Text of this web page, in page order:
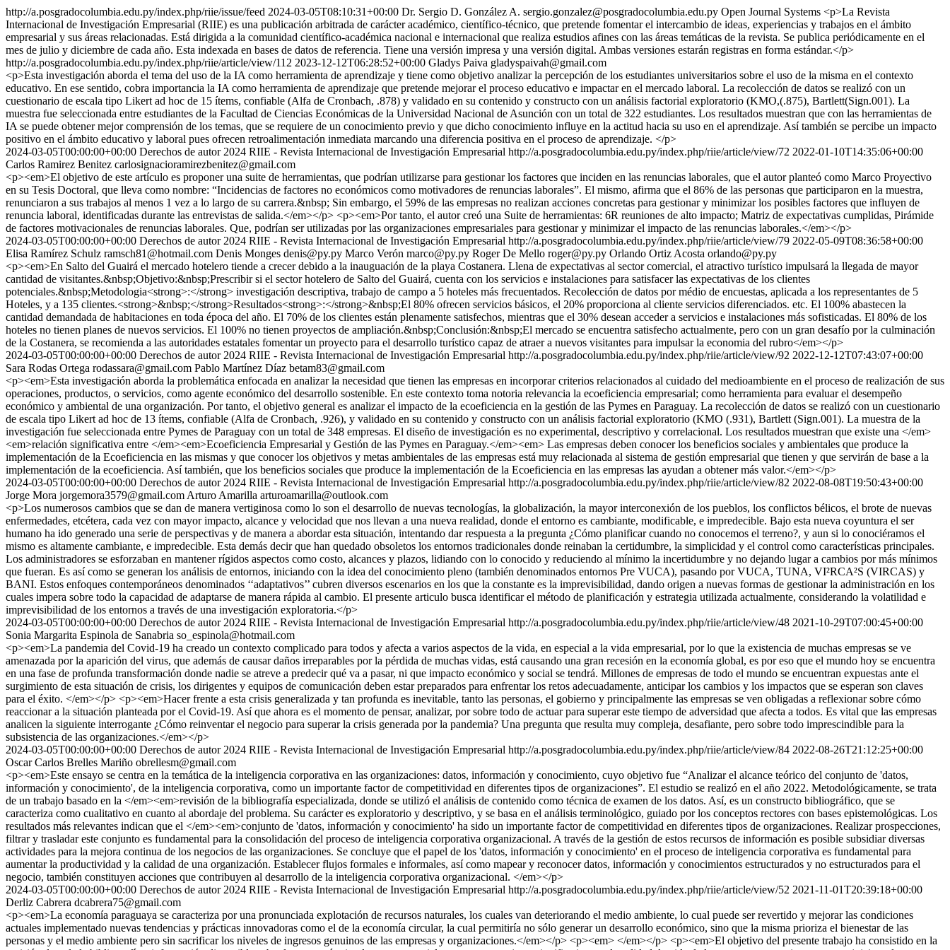
http://a.posgradocolumbia.edu.py/index.php/riie/issue/feed 2024-03-05T08:10:31+00:00 Dr. Sergio D. González A. sergio.gonzalez@posgradocolumbia.edu.py Open Journal Systems <p>La Revista
Internacional de Investigación Empresarial (RIIE) es una publicación arbitrada de carácter académico, científico-técnico, que pretende fomentar el intercambio de ideas, experiencias y trabajos en el ámbito
empresarial y sus áreas relacionadas. Está dirigida a la comunidad científico-académica nacional e internacional que realiza estudios afines con las áreas temáticas de la revista. Se publica periódicamente en el
mes de julio y diciembre de cada año. Esta indexada en bases de datos de referencia. Tiene una versión impresa y una versión digital. Ambas versiones estarán registras en forma estándar.</p>
http://a.posgradocolumbia.edu.py/index.php/riie/article/view/112 2023-12-12T06:28:52+00:00 Gladys Paiva gladyspaivah@gmail.com
<p>Esta investigación aborda el tema del uso de la IA como herramienta de aprendizaje y tiene como objetivo analizar la percepción de los estudiantes universitarios sobre el uso de la misma en el contexto
educativo. En ese sentido, cobra importancia la IA como herramienta de aprendizaje que pretende mejorar el proceso educativo e impactar en el mercado laboral. La recolección de datos se realizó con un
cuestionario de escala tipo Likert ad hoc de 15 ítems, confiable (Alfa de Cronbach, .878) y validado en su contenido y constructo con un análisis factorial exploratorio (KMO,(.875), Bartlett(Sign.001). La
muestra fue seleccionada entre estudiantes de la Facultad de Ciencias Económicas de la Universidad Nacional de Asunción con un total de 322 estudiantes. Los resultados muestran que con las herramientas de
IA se puede obtener mejor comprensión de los temas, que se requiere de un conocimiento previo y que dicho conocimiento influye en la actitud hacia su uso en el aprendizaje. Así también se percibe un impacto
positivo en el ámbito educativo y laboral pues ofrecen retroalimentación inmediata marcando una diferencia positiva en el proceso de aprendizaje. </p>
2024-03-05T00:00:00+00:00 Derechos de autor 2024 RIIE - Revista Internacional de Investigación Empresarial http://a.posgradocolumbia.edu.py/index.php/riie/article/view/72 2022-01-10T14:35:06+00:00
Carlos Ramirez Benitez carlosignacioramirezbenitez@gmail.com
<p><em>El objetivo de este artículo es proponer una suite de herramientas, que podrían utilizarse para gestionar los factores que inciden en las renuncias laborales, que el autor planteó como Marco Proyectivo
en su Tesis Doctoral, que lleva como nombre: “Incidencias de factores no económicos como motivadores de renuncias laborales”. El mismo, afirma que el 86% de las personas que participaron en la muestra,
renunciaron a sus trabajos al menos 1 vez a lo largo de su carrera.&nbsp; Sin embargo, el 59% de las empresas no realizan acciones concretas para gestionar y minimizar los posibles factores que influyen de
renuncia laboral, identificadas durante las entrevistas de salida.</em></p> <p><em>Por tanto, el autor creó una Suite de herramientas: 6R reuniones de alto impacto; Matriz de expectativas cumplidas, Pirámide
de factores motivacionales de renuncias laborales. Que, podrían ser utilizadas por las organizaciones empresariales para gestionar y minimizar el impacto de las renuncias laborales.</em></p>
2024-03-05T00:00:00+00:00 Derechos de autor 2024 RIIE - Revista Internacional de Investigación Empresarial http://a.posgradocolumbia.edu.py/index.php/riie/article/view/79 2022-05-09T08:36:58+00:00
Elisa Ramírez Schulz ramsch81@hotmail.com Denis Monges denis@py.py Marco Verón marco@py.py Roger De Mello roger@py.py Orlando Ortiz Acosta orlando@py.py
<p><em>En Salto del Guairá el mercado hotelero tiende a crecer debido a la inauguación de la playa Costanera. Llena de expectativas al sector comercial, el atractivo turístico impulsará la llegada de mayor
cantidad de visitantes.&nbsp;Objetivo:&nbsp;Prescribir si el sector hotelero de Salto del Guairá, cuenta con los servicios e instalaciones para satisfacer las expectativas de los clientes
potenciales.&nbsp;Metodologia<strong>:</strong> investigación descriptiva, trabajo de campo a 5 hoteles más frecuentados. Recolección de datos por médio de encuestas, aplicada a los representantes de 5
Hoteles, y a 135 clientes.<strong>&nbsp;</strong>Resultados<strong>:</strong>&nbsp;El 80% ofrecen servicios básicos, el 20% proporciona al cliente servicios diferenciados. etc. El 100% abastecen la
cantidad demandada de habitaciones en toda época del año. El 70% de los clientes están plenamente satisfechos, mientras que el 30% desean acceder a servicios e instalaciones más sofisticadas. El 80% de los
hoteles no tienen planes de nuevos servicios. El 100% no tienen proyectos de ampliación.&nbsp;Conclusión:&nbsp;El mercado se encuentra satisfecho actualmente, pero con un gran desafío por la culminación
de la Costanera, se recomienda a las autoridades estatales fomentar un proyecto para el desarrollo turístico capaz de atraer a nuevos visitantes para impulsar la economia del rubro</em></p>
2024-03-05T00:00:00+00:00 Derechos de autor 2024 RIIE - Revista Internacional de Investigación Empresarial http://a.posgradocolumbia.edu.py/index.php/riie/article/view/92 2022-12-12T07:43:07+00:00
Sara Rodas Ortega rodassara@gmail.com Pablo Martínez Díaz betam83@gmail.com
<p><em>Esta investigación aborda la problemática enfocada en analizar la necesidad que tienen las empresas en incorporar criterios relacionados al cuidado del medioambiente en el proceso de realización de sus
operaciones, productos, o servicios, como agente económico del desarrollo sostenible. En este contexto toma notoria relevancia la ecoeficiencia empresarial; como herramienta para evaluar el desempeño
económico y ambiental de una organización. Por tanto, el objetivo general es analizar el impacto de la ecoeficiencia en la gestión de las Pymes en Paraguay. La recolección de datos se realizó con un cuestionario
de escala tipo Likert ad hoc de 13 ítems, confiable (Alfa de Cronbach, .926), y validado en su contenido y constructo con un análisis factorial exploratorio (KMO (.931), Bartlett (Sign.001). La muestra de la
investigación fue seleccionada entre Pymes de Paraguay con un total de 348 empresas. El diseño de investigación es no experimental, descriptivo y correlacional. Los resultados muestran que existe una </em>
<em>relación significativa entre </em><em>Ecoeficiencia Empresarial y Gestión de las Pymes en Paraguay.</em><em> Las empresas deben conocer los beneficios sociales y ambientales que produce la
implementación de la Ecoeficiencia en las mismas y que conocer los objetivos y metas ambientales de las empresas está muy relacionada al sistema de gestión empresarial que tienen y que servirán de base a la
implementación de la ecoeficiencia. Así también, que los beneficios sociales que produce la implementación de la Ecoeficiencia en las empresas las ayudan a obtener más valor.</em></p>
2024-03-05T00:00:00+00:00 Derechos de autor 2024 RIIE - Revista Internacional de Investigación Empresarial http://a.posgradocolumbia.edu.py/index.php/riie/article/view/82 2022-08-08T19:50:43+00:00
Jorge Mora jorgemora3579@gmail.com Arturo Amarilla arturoamarilla@outlook.com
<p>Los numerosos cambios que se dan de manera vertiginosa como lo son el desarrollo de nuevas tecnologías, la globalización, la mayor interconexión de los pueblos, los conflictos bélicos, el brote de nuevas
enfermedades, etcétera, cada vez con mayor impacto, alcance y velocidad que nos llevan a una nueva realidad, donde el entorno es cambiante, modificable, e impredecible. Bajo esta nueva coyuntura el ser
humano ha ido generado una serie de perspectivas y de manera a abordar esta situación, intentando dar respuesta a la pregunta ¿Cómo planificar cuando no conocemos el terreno?, y aun si lo conociéramos el
mismo es altamente cambiante, e impredecible. Esta demás decir que han quedado obsoletos los entornos tradicionales donde reinaban la certidumbre, la simplicidad y el control como características principales.
Los administradores se esforzaban en mantener rígidos aspectos como costo, alcances y plazos, lidiando con lo conocido y reduciendo al mínimo la incertidumbre y no dejando lugar a cambios por más mínimos
que fueran. Es así como se generan los análisis de entornos, iniciando con la idea del conocimiento pleno (también denominados entornos Pre VUCA), pasando por VUCA, TUNA, VI²RCA²S (VIRCAS) y
BANI. Estos enfoques contemporáneos denominados ‘‘adaptativos’’ cubren diversos escenarios en los que la constante es la imprevisibilidad, dando origen a nuevas formas de gestionar la administración en los
cuales impera sobre todo la capacidad de adaptarse de manera rápida al cambio. El presente articulo busca identificar el método de planificación y estrategia utilizada actualmente, considerando la volatilidad e
imprevisibilidad de los entornos a través de una investigación exploratoria.</p>
2024-03-05T00:00:00+00:00 Derechos de autor 2024 RIIE - Revista Internacional de Investigación Empresarial http://a.posgradocolumbia.edu.py/index.php/riie/article/view/48 2021-10-29T07:00:45+00:00
Sonia Margarita Espinola de Sanabria so_espinola@hotmail.com
<p><em>La pandemia del Covid-19 ha creado un contexto complicado para todos y afecta a varios aspectos de la vida, en especial a la vida empresarial, por lo que la existencia de muchas empresas se ve
amenazada por la aparición del virus, que además de causar daños irreparables por la pérdida de muchas vidas, está causando una gran recesión en la economía global, es por eso que el mundo hoy se encuentra
en una fase de profunda transformación donde nadie se atreve a predecir qué va a pasar, ni que impacto económico y social se tendrá. Millones de empresas de todo el mundo se encuentran expuestas ante el
surgimiento de esta situación de crisis, los dirigentes y equipos de comunicación deben estar preparados para enfrentar los retos adecuadamente, anticipar los cambios y los impactos que se esperan son claves
para el éxito. </em></p> <p><em>Hacer frente a esta crisis generalizada y tan profunda es inevitable, tanto las personas, el gobierno y principalmente las empresas se ven obligadas a reflexionar sobre cómo
reaccionar a la situación planteada por el Covid-19. Así que ahora es el momento de pensar, analizar, por sobre todo de actuar para superar este tiempo de adversidad que afecta a todos. Es vital que las empresas
analicen la siguiente interrogante ¿Cómo reinventar el negocio para superar la crisis generada por la pandemia? Una pregunta que resulta muy compleja, desafiante, pero sobre todo imprescindible para la
subsistencia de las organizaciones.</em></p>
2024-03-05T00:00:00+00:00 Derechos de autor 2024 RIIE - Revista Internacional de Investigación Empresarial http://a.posgradocolumbia.edu.py/index.php/riie/article/view/84 2022-08-26T21:12:25+00:00
Oscar Carlos Brelles Mariño obrellesm@gmail.com
<p><em>Este ensayo se centra en la temática de la inteligencia corporativa en las organizaciones: datos, información y conocimiento, cuyo objetivo fue “Analizar el alcance teórico del conjunto de 'datos,
información y conocimiento', de la inteligencia corporativa, como un importante factor de competitividad en diferentes tipos de organizaciones”. El estudio se realizó en el año 2022. Metodológicamente, se trata
de un trabajo basado en la </em><em>revisión de la bibliografía especializada, donde se utilizó el análisis de contenido como técnica de examen de los datos. Así, es un constructo bibliográfico, que se
caracteriza como cualitativo en cuanto al abordaje del problema. Su carácter es exploratorio y descriptivo, y se basa en el análisis terminológico, guiado por los conceptos rectores con bases epistemológicas. Los
resultados más relevantes indican que el </em><em>conjunto de 'datos, información y conocimiento' ha sido un importante factor de competitividad en diferentes tipos de organizaciones. Realizar prospecciones,
filtrar y trasladar este conjunto es fundamental para la consolidación del proceso de inteligencia corporativa organizacional. A través de la gestión de estos recursos de información es posible subsidiar diversas
actividades para la mejora continua de los negocios de las organizaciones. Se concluye que el papel de los 'datos, información y conocimiento' en el proceso de inteligencia corporativa es fundamental para
aumentar la productividad y la calidad de una organización. Establecer flujos formales e informales, así como mapear y reconocer datos, información y conocimientos estructurados y no estructurados para el
negocio, también constituyen acciones que contribuyen al desarrollo de la inteligencia corporativa organizacional. </em></p>
2024-03-05T00:00:00+00:00 Derechos de autor 2024 RIIE - Revista Internacional de Investigación Empresarial http://a.posgradocolumbia.edu.py/index.php/riie/article/view/52 2021-11-01T20:39:18+00:00
Derliz Cabrera dcabrera75@gmail.com
<p><em>La economía paraguaya se caracteriza por una pronunciada explotación de recursos naturales, los cuales van deteriorando el medio ambiente, lo cual puede ser revertido y mejorar las condiciones
actuales implementado nuevas tendencias y prácticas innovadoras como el de la economía circular, la cual permitiría no sólo generar un desarrollo económico, sino que la misma prioriza el bienestar de las
personas y el medio ambiente pero sin sacrificar los niveles de ingresos genuinos de las empresas y organizaciones.</em></p> <p><em> </em></p> <p><em>El objetivo del presente trabajo ha consistido en la